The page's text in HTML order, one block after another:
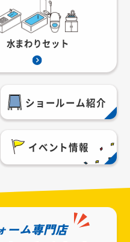
水まわりセット
ショールーム紹介
イベント情報
ーム専門店